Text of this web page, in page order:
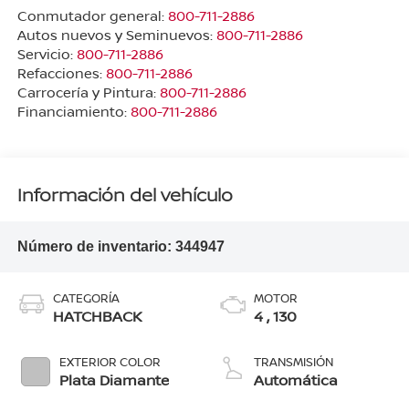
Conmutador general: 800-711-2886
Autos nuevos y Seminuevos: 800-711-2886
Servicio: 800-711-2886
Refacciones: 800-711-2886
Carrocería y Pintura: 800-711-2886
Financiamiento: 800-711-2886
Información del vehículo
Número de inventario: 344947
CATEGORÍA
HATCHBACK
EXTERIOR COLOR
Plata Diamante
MOTOR
4 , 130
TRANSMISIÓN
Automática